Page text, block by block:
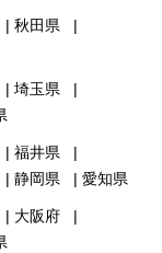
秋田県
埼玉県
福井県
静岡県 愛知県
大阪府